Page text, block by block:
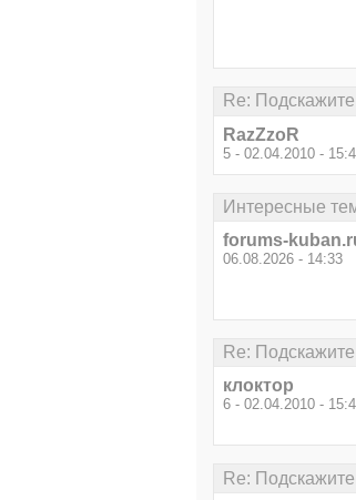
Re:
RazZzoR
5 - 02.04.2010 -
Интересные
forums-
06.08.2026 - 14:33
Re:
клоктор
6 - 02.04.2010 -
Re: